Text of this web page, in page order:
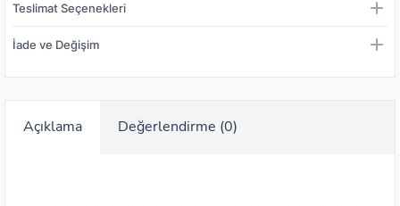
Teslimat Seçenekleri
İade ve Değişim
Açıklama Değerlendirme (0)